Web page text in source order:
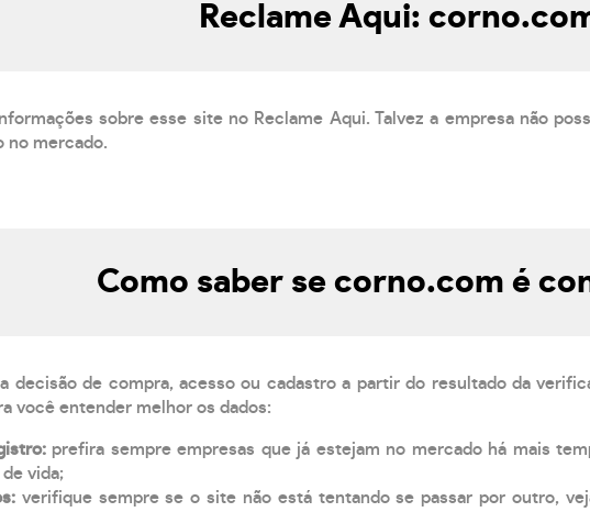
Reclame Aqui:
sobre esse site no Reclame Aqui. Talvez a empresa não
no mercado.
Como saber se corno.com é
decisão de compra, acesso ou cadastro a partir do resultado da
você entender melhor os dados:
prefira sempre empresas que já estejam no mercado há mais
vida;
verifique sempre se o site não está tentando se passar por outro,